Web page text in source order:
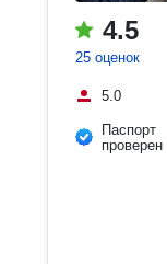
4.5
25 оценок
5.0
Паспорт
проверен